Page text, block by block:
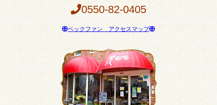
0550-82-0405
ベックファン アクセスマップ